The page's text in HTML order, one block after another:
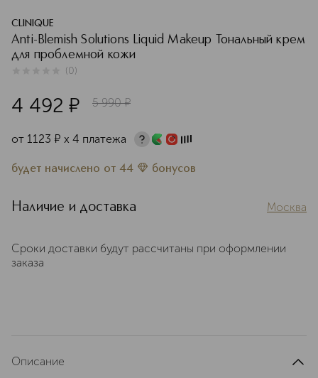
CLINIQUE
Anti-Blemish Solutions Liquid Makeup Тональный крем
для проблемной кожи
(0)
4 492 ¤ 5 990 ¤
от 1123 ¤ х 4 платежа
будет начислено от 44 бонусов
Наличие и доставка Москва
Сроки доставки будут рассчитаны при оформлении
заказа
Описание